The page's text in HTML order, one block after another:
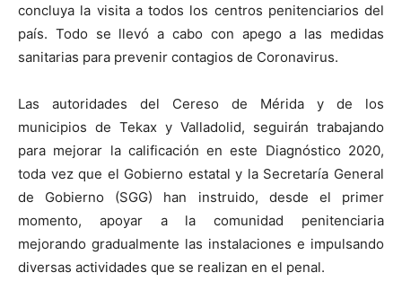
concluya la visita a todos los centros penitenciarios del
país. Todo se llevó a cabo con apego a las medidas
sanitarias para prevenir contagios de Coronavirus.
Las autoridades del Cereso de Mérida y de los
municipios de Tekax y Valladolid, seguirán trabajando
para mejorar la calificación en este Diagnóstico 2020,
toda vez que el Gobierno estatal y la Secretaría General
de Gobierno (SGG) han instruido, desde el primer
momento, apoyar a la comunidad penitenciaria
mejorando gradualmente las instalaciones e impulsando
diversas actividades que se realizan en el penal.